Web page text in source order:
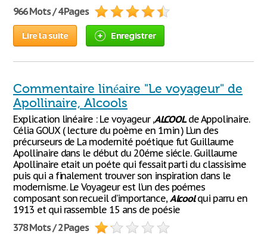
966 Mots / 4 Pages
Lire la suite Enregistrer
Commentaire linéaire "Le voyageur" de
Apollinaire, Alcools
Explication linéaire : Le voyageur ,ALCOOLde Appolinaire.
Célia GOUX ( lecture du poème en 1min ) L’un des
précurseurs de La modernité poétique fut Guillaume
Apollinaire dans le début du 20éme siécle. Guillaume
Apollinaire etait un poéte qui fessait parti du classisime
puis qui a finalement trouver son inspiration dans le
modernisme. Le Voyageur est l’un des poémes
composant son recueil d’importance,Alcoolqui parru en
1913 et qui rassemble 15 ans de poésie
378 Mots / 2 Pages